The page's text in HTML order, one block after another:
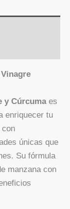
y Cúrcumaes
enriquecer tu
con
únicas que
Su fórmula
manzana con